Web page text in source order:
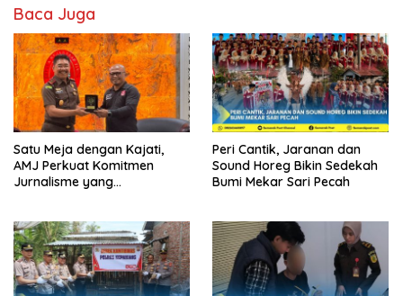
Baca Juga
Satu Meja dengan Kajati,
AMJ Perkuat Komitmen
Jurnalisme yang
Peri Cantik, Jaranan dan
Sound Horeg Bikin Sedekah
Bumi Mekar Sari Pecah